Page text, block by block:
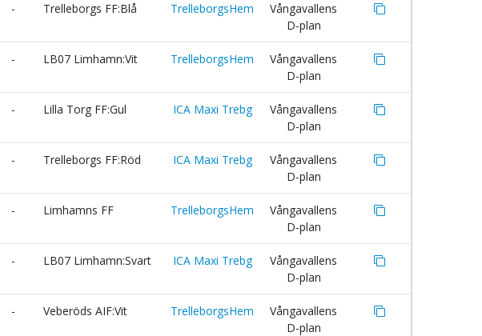
- Trelleborgs FF:Blå TrelleborgsHem
Vångavallens
D-plan
- LB07 Limhamn:Vit TrelleborgsHem
Vångavallens
D-plan
- Lilla Torg FF:Gul ICA Maxi Trebg
Vångavallens
D-plan
- Trelleborgs FF:Röd ICA Maxi Trebg
Vångavallens
D-plan
- Limhamns FF TrelleborgsHem
Vångavallens
D-plan
- LB07 Limhamn:Svart ICA Maxi Trebg
Vångavallens
D-plan
- Veberöds AIF:Vit TrelleborgsHem
Vångavallens
D-plan